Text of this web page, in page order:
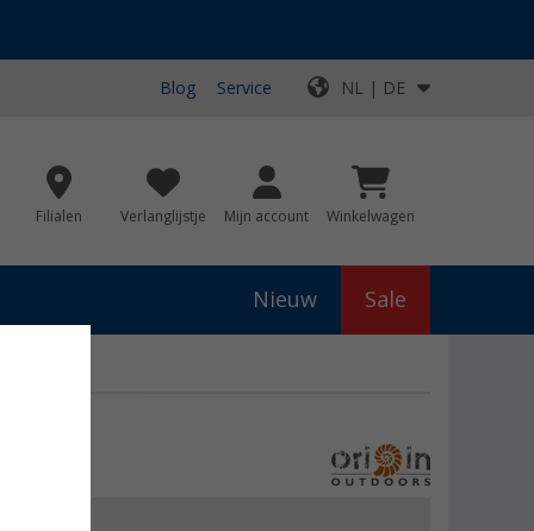
Blog Service NL | DE
Filialen Verlanglijstje Mijn account Winkelwagen
Nieuw Sale